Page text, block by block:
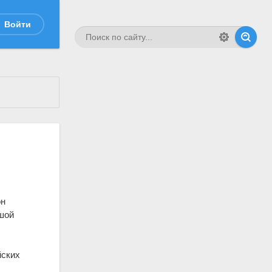
Войти